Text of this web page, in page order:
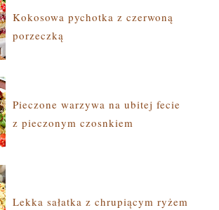
Kokosowa pychotka z czerwoną
porzeczką
Pieczone warzywa na ubitej fecie
z pieczonym czosnkiem
Lekka sałatka z chrupiącym ryżem